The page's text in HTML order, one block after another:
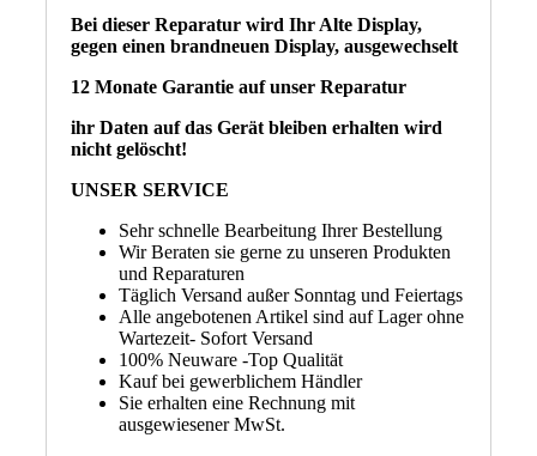
Bei dieser Reparatur wird Ihr Alte Display,
gegen einen brandneuen Display, ausgewechselt
12 Monate Garantie auf unser Reparatur
ihr Daten auf das Gerät bleiben erhalten wird
nicht gelöscht!
UNSER SERVICE
Sehr schnelle Bearbeitung Ihrer Bestellung
Wir Beraten sie gerne zu unseren Produkten
und Reparaturen
Täglich Versand außer Sonntag und Feiertags
Alle angebotenen Artikel sind auf Lager ohne
Wartezeit- Sofort Versand
100% Neuware -Top Qualität
Kauf bei gewerblichem Händler
Sie erhalten eine Rechnung mit
ausgewiesener MwSt.